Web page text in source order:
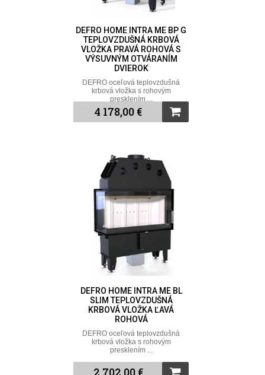
DEFRO HOME INTRA ME BP G
TEPLOVZDUŠNÁ KRBOVÁ
VLOŽKA PRAVÁ ROHOVÁ S
VÝSUVNÝM OTVÁRANÍM
DVIEROK
DEFRO oceľová teplovzdušná
krbová vložka s rohovým
presklením ...
4 178,00 €
DEFRO HOME INTRA ME BL
SLIM TEPLOVZDUŠNÁ
KRBOVÁ VLOŽKA ĽAVÁ
ROHOVÁ
DEFRO oceľová teplovzdušná
krbová vložka s rohovým
presklením ...
2 702,00 €